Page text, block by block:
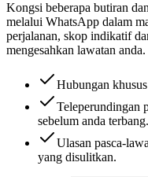
Kongsi beberapa butiran
melalui WhatsApp dalam
perjalanan, skop indikatif
mengesahkan lawatan anda.
Hubungan
Teleperundingan
sebelum anda terbang.
Ulasan pasca-
yang disulitkan.